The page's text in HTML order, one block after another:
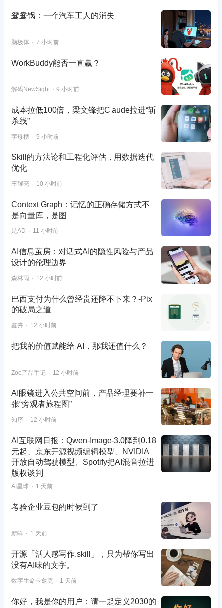
鸳鸯锅：一个汽车工人的消失
脑极体 7 小时前
WorkBuddy能否一直赢？
解码NewSight 9 小时前
成本拉低100倍，梁文锋把Claude拉进“斩
杀线”
字母榜 9 小时前
Skill的方法论和工程化评估，用数据迭代
优化
王耀亮 10 小时前
Context Graph：记忆的正确存储方式不
是向量库，是图
是AD 11 小时前
AI信息茧房：对话式AI的隐性风险与产品
设计的伦理边界
森林雨 12 小时前
巴西支付为什么曾经贵还降不下来？-Pix
的破局之道
鑫卉 12 小时前
把我的价值赋能给 AI，那我还值什么？
Zoe产品手记 12 小时前
AI眼镜进入公共空间前，产品经理要补一
张“旁观者旅程图”
知序 12 小时前
AI互联网日报：Qwen-Image-3.0降到0.18
元起、京东开源视频编辑模型、NVIDIA
开放自动驾驶模型、Spotify把AI混音拉进
版权谈判
AI星球 1 天前
考验企业豆包的时候到了
新眸 1 天前
开源「活人感写作.skill」，只为帮你写出
没有AI味的文字。
数字生命卡兹克 1 天前
你好，我是你的用户：请一起定义2030的